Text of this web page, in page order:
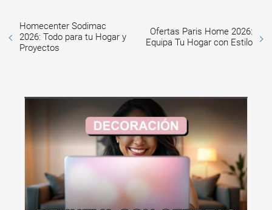
Homecenter Sodimac
2026: Todo para tu Hogar y
Proyectos
Ofertas Paris Home 2026:
Equipa Tu Hogar con Estilo